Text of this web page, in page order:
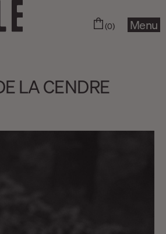
(0) Menu
LA CENDRE